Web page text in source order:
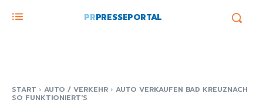
PRPRESSEPORTAL
START AUTO / VERKEHR AUTO VERKAUFEN BAD KREUZNACH
SO FUNKTIONIERT'S